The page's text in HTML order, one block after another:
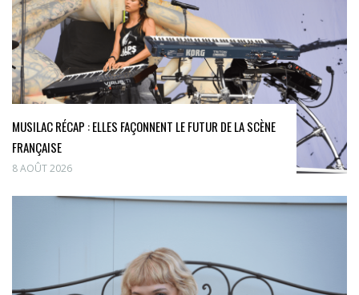
MUSILAC RÉCAP : ELLES FAÇONNENT LE FUTUR DE LA SCÈNE
FRANÇAISE
8 AOÛT 2026